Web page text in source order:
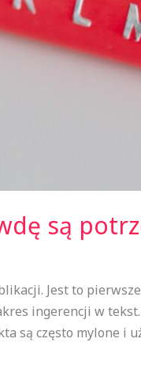
są
Jest to
ingerencji w
są często mylone i